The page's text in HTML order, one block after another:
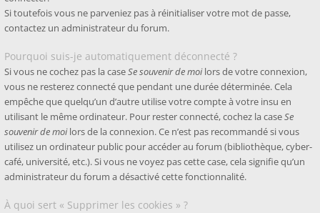
Si toutefois vous ne parveniez pas à réinitialiser votre mot de passe,
contactez un administrateur du forum.
Pourquoi suis-je automatiquement déconnecté ?
Si vous ne cochez pas la caseSe souvenir de moilors de votre connexion,
vous ne resterez connecté que pendant une durée déterminée. Cela
empêche que quelqu’un d’autre utilise votre compte à votre insu en
utilisant le même ordinateur. Pour rester connecté, cochez la caseSe
souvenir de moilors de la connexion. Ce n’est pas recommandé si vous
utilisez un ordinateur public pour accéder au forum (bibliothèque, cyber-
café, université, etc.). Si vous ne voyez pas cette case, cela signifie qu’un
administrateur du forum a désactivé cette fonctionnalité.
À quoi sert « Supprimer les cookies » ?